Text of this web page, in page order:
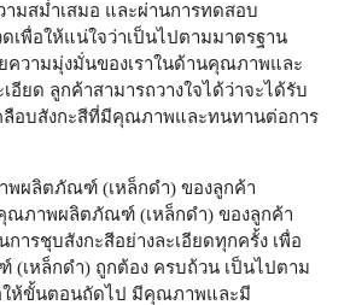
ามสม่ำเสมอ และผ่านการทดสอบ
เพื่อให้แน่ใจว่าเป็นไปตามมาตรฐาน
ความมุ่งมั่นของเราในด้านคุณภาพและ
อียด ลูกค้าสามารถวางใจได้ว่าจะได้รับ
อบสังกะสีที่มีคุณภาพและทนทานต่อการ
พผลิตภัณฑ์ (เหล็กดำ) ของลูกค้า
ณภาพผลิตภัณฑ์ (เหล็กดำ) ของลูกค้า
การชุบสังกะสีอย่างละเอียดทุกครั้ง เพื่อ
(เหล็กดำ) ถูกต้อง ครบถ้วน เป็นไปตาม
ให้ขั้นตอนถัดไป มีคุณภาพและมี